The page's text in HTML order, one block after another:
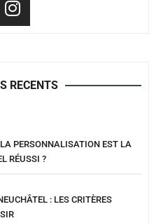
RECENTS
PERSONNALISATION EST LA
RÉUSSI ?
: LES CRITÈRES